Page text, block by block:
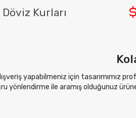
Kurları
yapabilmeniz için tasarımımız
yönlendirme ile aramış olduğunuz